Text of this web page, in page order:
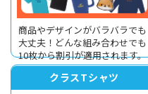
商品やデザインがバラバラでも
大丈夫！どんな組み合わせでも
10枚から割引が適用されます。
クラスTシャツ